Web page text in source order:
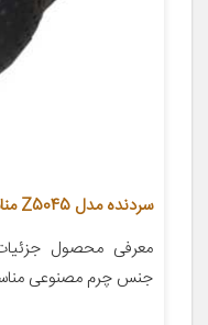
سردنده مدل Z5045 مناسب برای ساینا
جنس چرم مصنوعی